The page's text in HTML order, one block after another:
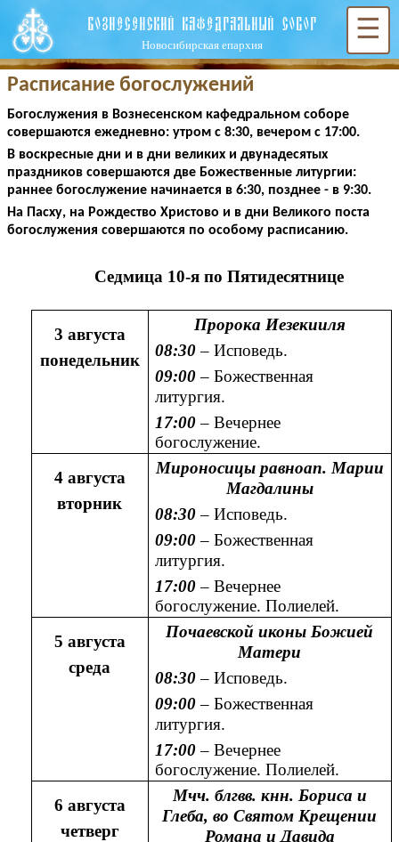
ВОЗНЕСЕНСКИЙ КАФЕДРАЛЬНЫЙ СОБОР
Новосибирская епархия ☰
Расписание богослужений
Богослужения в Вознесенском кафедральном соборе
совершаются ежедневно: утром с 8:30, вечером с 17:00.
В воскресные дни и в дни великих и двунадесятых
праздников совершаются две Божественные литургии:
раннее богослужение начинается в 6:30, позднее - в 9:30.
На Пасху, на Рождество Христово и в дни Великого поста
богослужения совершаются по особому расписанию.
Седмица 10-я по Пятидесятнице
3 августа
понедельник
Пророка Иезекииля
08:30– Исповедь.
09:00– Божественная
литургия.
17:00– Вечернее
богослужение.
4 августа
вторник
Мироносицы равноап. Марии
Магдалины
08:30– Исповедь.
09:00– Божественная
литургия.
17:00– Вечернее
богослужение. Полиелей.
5 августа
среда
Почаевской иконы Божией
Матери
08:30– Исповедь.
09:00– Божественная
литургия.
17:00– Вечернее
богослужение. Полиелей.
6 августа
четверг
Мчч. блгвв. кнн. Бориса и
Глеба, во Святом Крещении
Романа и Давида